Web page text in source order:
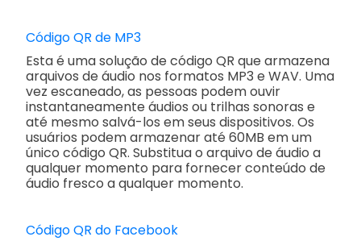
Código QR de MP3
Esta é uma solução de código QR que armazena
arquivos de áudio nos formatos MP3 e WAV. Uma
vez escaneado, as pessoas podem ouvir
instantaneamente áudios ou trilhas sonoras e
até mesmo salvá-los em seus dispositivos. Os
usuários podem armazenar até 60MB em um
único código QR. Substitua o arquivo de áudio a
qualquer momento para fornecer conteúdo de
áudio fresco a qualquer momento.
Código QR do Facebook